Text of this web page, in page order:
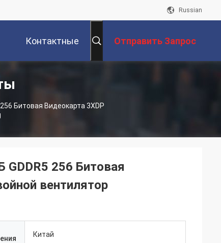
Russian
Контактные Отправить Запрос
Битовая Видеокарта 3XDP
GDDR5 256 Битовая
вентилятор
Китай